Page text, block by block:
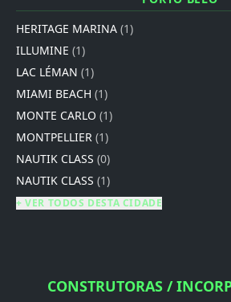
HERITAGE MARINA (1)
ILLUMINE (1)
LAC LÉMAN (1)
MIAMI BEACH (1)
MONTE CARLO (1)
MONTPELLIER (1)
NAUTIK CLASS (0)
NAUTIK CLASS (1)
+ VER TODOS DESTA CIDADE
CONSTRUTORAS /